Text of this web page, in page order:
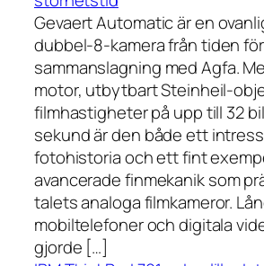
Gevaert Automatic är en
dubbel-8-kamera från tiden
sammanslagning med Agfa.
motor, utbytbart Steinheil-
filmhastigheter på upp till 32
sekund är den både ett
fotohistoria och ett fint
avancerade finmekanik som
talets analoga filmkameror.
mobiltelefoner och digitala
gjorde […]